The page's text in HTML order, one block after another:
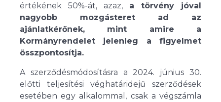
értékének 50%-át, azaz, a törvény jóval
nagyobb mozgásteret ad az
ajánlatkérőnek, mint amire a
Kormányrendelet jelenleg a figyelmet
összpontosítja.
A szerződésmódosításra a 2024. június 30.
előtti teljesítési véghatáridejű szerződések
esetében egy alkalommal, csak a végszámla